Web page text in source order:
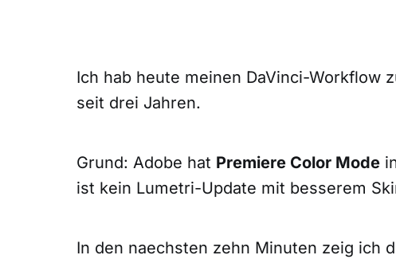
Ich hab heute meinen DaVinci-Workflow
seit drei Jahren.
Grund: Adobe hat Premiere Color Mode
ist kein Lumetri-Update mit besserem
In den naechsten zehn Minuten zeig ich